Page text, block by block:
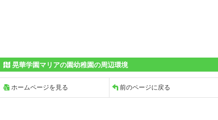
晃華学園マリアの園幼稚園の周辺環境
ホームページを見る 前のページに戻る